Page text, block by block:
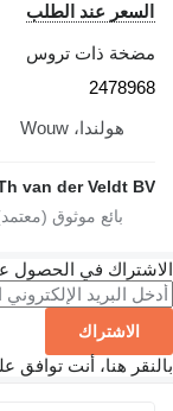
عند الطلب
ذات تروس
هولندا، Wouw
J&Th van der Veldt
في الحصول على
الاشتراك
هنا، أنت توافق على